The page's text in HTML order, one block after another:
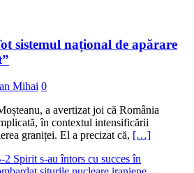
sistemul național de apărare
Mihai 0
a avertizat joi că România
în contextul intensificării
graniței. El a precizat că, […]